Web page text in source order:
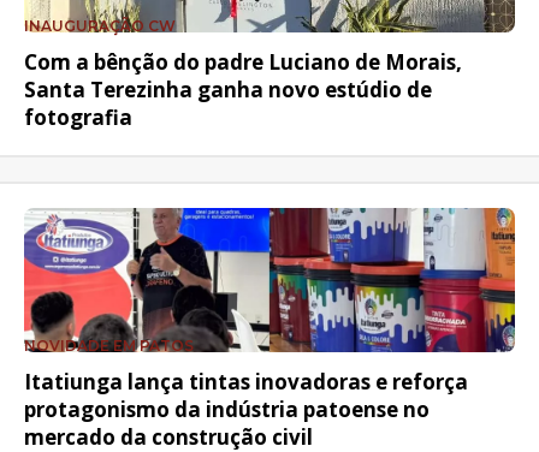
INAUGURAÇÃO CW
Com a bênção do padre Luciano de Morais,
Santa Terezinha ganha novo estúdio de
fotografia
NOVIDADE EM PATOS
Itatiunga lança tintas inovadoras e reforça
protagonismo da indústria patoense no
mercado da construção civil